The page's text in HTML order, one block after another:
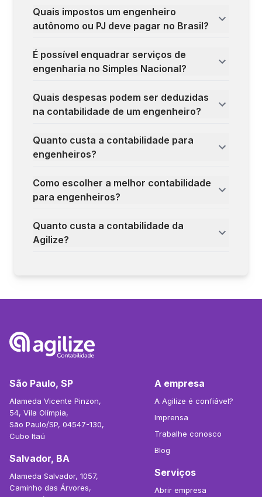
Quais impostos um engenheiro
autônomo ou PJ deve pagar no Brasil?
É possível enquadrar serviços de
engenharia no Simples Nacional?
Quais despesas podem ser deduzidas
na contabilidade de um engenheiro?
Quanto custa a contabilidade para
engenheiros?
Como escolher a melhor contabilidade
para engenheiros?
Quanto custa a contabilidade da
Agilize?
São Paulo, SP
Alameda Vicente Pinzon,
54, Vila Olímpia,
São Paulo/SP, 04547-130,
Cubo Itaú
Salvador, BA
Alameda Salvador, 1057,
Caminho das Árvores,
A empresa
A Agilize é confiável?
Imprensa
Trabalhe conosco
Blog
Serviços
Abrir empresa